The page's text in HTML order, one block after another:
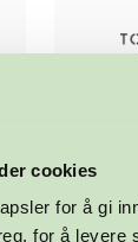
cookies
for å gi
for å levere